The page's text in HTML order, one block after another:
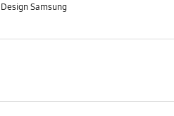
Design Samsung